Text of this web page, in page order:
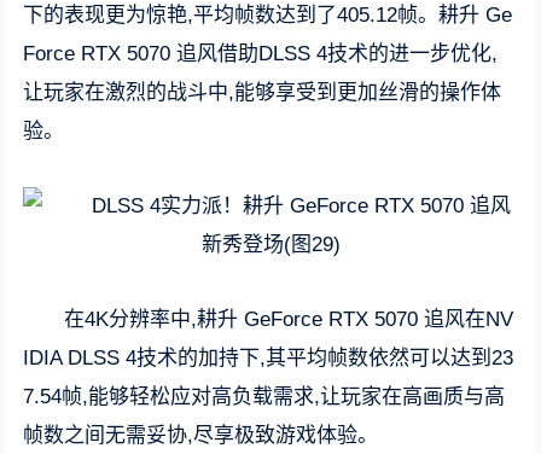
下的表现更为惊艳,平均帧数达到了405.12帧。耕升 Ge
Force RTX 5070 追风借助DLSS 4技术的进一步优化,
让玩家在激烈的战斗中,能够享受到更加丝滑的操作体
验。
在4K分辨率中,耕升 GeForce RTX 5070 追风在NV
IDIA DLSS 4技术的加持下,其平均帧数依然可以达到23
7.54帧,能够轻松应对高负载需求,让玩家在高画质与高
帧数之间无需妥协,尽享极致游戏体验。